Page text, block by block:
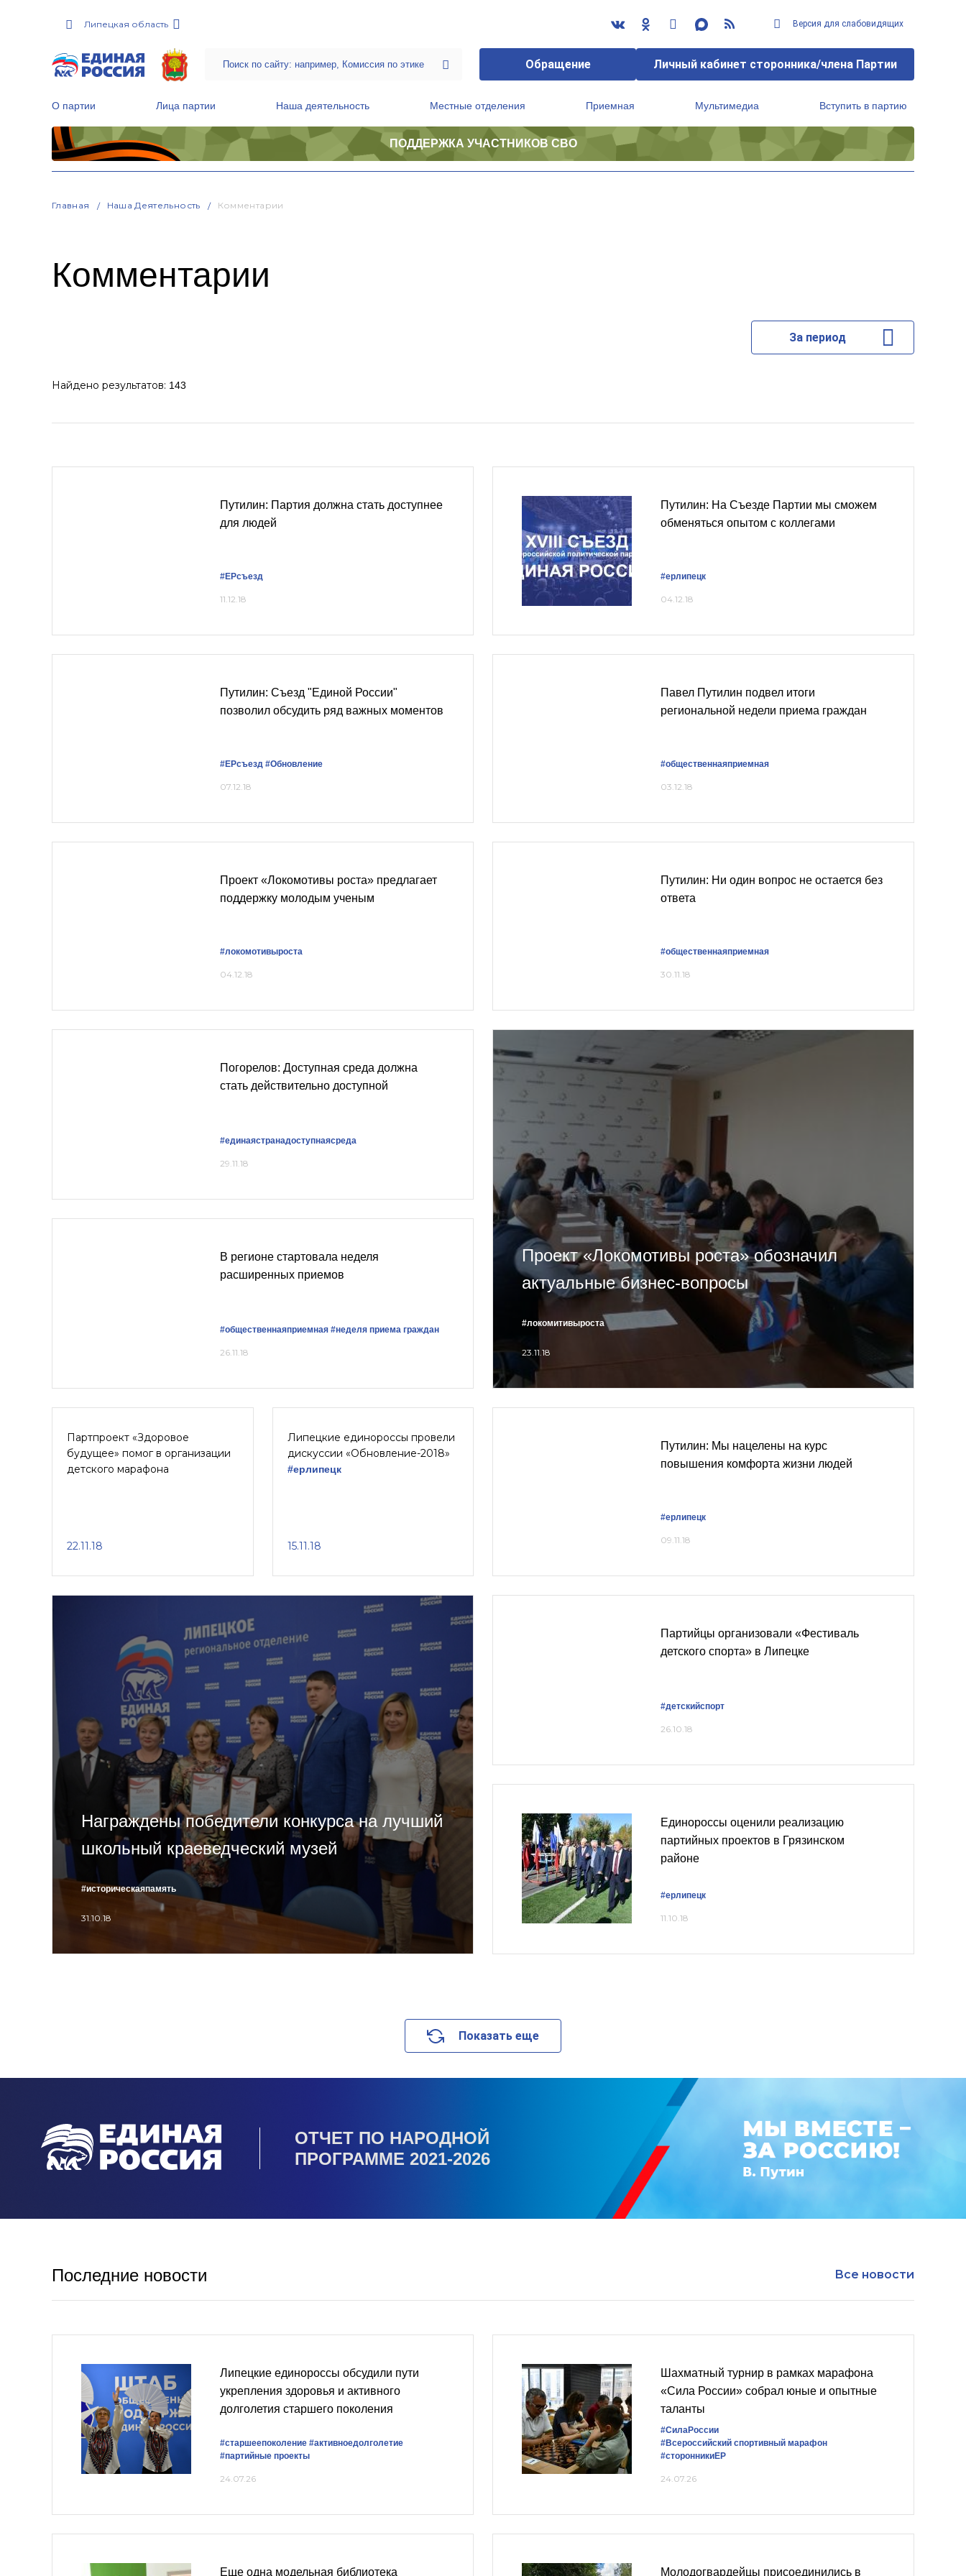
Липецкая область Версия для слабовидящих
Обращение Личный кабинет сторонника/члена Партии
О партии Лица партии Наша деятельность Местные отделения Приемная Мультимедиа Вступить в партию
ПОДДЕРЖКА УЧАСТНИКОВ СВО
Главная Наша Деятельность Комментарии
Комментарии
За период
Найдено результатов: 143
Путилин: Партия должна стать доступнее
для людей
#ЕРсъезд
11.12.18
Путилин: Съезд "Единой России"
позволил обсудить ряд важных моментов
#ЕРсъезд #Обновление
07.12.18
Проект «Локомотивы роста» предлагает
поддержку молодым ученым
#локомотивыроста
04.12.18
Путилин: На Съезде Партии мы сможем
обменяться опытом с коллегами
#ерлипецк
04.12.18
Павел Путилин подвел итоги
региональной недели приема граждан
#общественнаяприемная
03.12.18
Путилин: Ни один вопрос не остается без
ответа
#общественнаяприемная
30.11.18
Погорелов: Доступная среда должна
стать действительно доступной
#единаястранадоступнаясреда
29.11.18
В регионе стартовала неделя
расширенных приемов
#общественнаяприемная #неделя приема граждан
26.11.18
Проект «Локомотивы роста» обозначил
актуальные бизнес-вопросы
#локомитивыроста
23.11.18
Партпроект «Здоровое
будущее» помог в организации
детского марафона
22.11.18
Липецкие единороссы провели
дискуссии «Обновление-2018»
#ерлипецк
15.11.18
Путилин: Мы нацелены на курс
повышения комфорта жизни людей
#ерлипецк
09.11.18
Награждены победители конкурса на лучший
школьный краеведческий музей
#историческаяпамять
31.10.18
Партийцы организовали «Фестиваль
детского спорта» в Липецке
#детскийспорт
26.10.18
Единороссы оценили реализацию
партийных проектов в Грязинском
районе
#ерлипецк
11.10.18
Показать еще
ОТЧЕТ ПО НАРОДНОЙ
ПРОГРАММЕ 2021-2026
Последние новости Все новости
Липецкие единороссы обсудили пути
укрепления здоровья и активного
долголетия старшего поколения
#старшеепоколение #активноедолголетие
#партийные проекты
24.07.26
Шахматный турнир в рамках марафона
«Сила России» собрал юные и опытные
таланты
#СилаРоссии
#Всероссийский спортивный марафон
#сторонникиЕР
24.07.26
Еще одна модельная библиотека Молодогвардейцы присоединились в